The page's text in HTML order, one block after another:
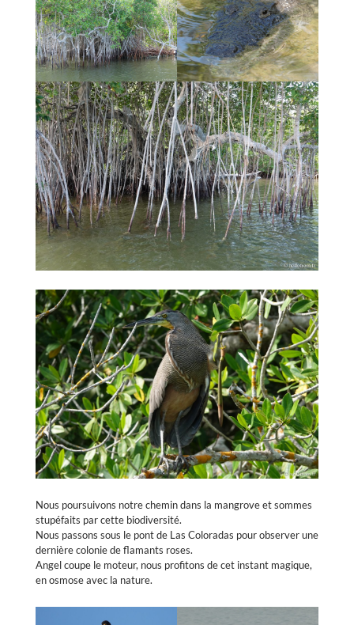
Nous poursuivons notre chemin dans la mangrove et sommes
stupéfaits par cette biodiversité.
Nous passons sous le pont de Las Coloradas pour observer une
dernière colonie de flamants roses.
Angel coupe le moteur, nous profitons de cet instant magique,
en osmose avec la nature.